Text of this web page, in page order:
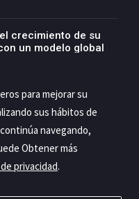
crecimiento de su
un modelo global
Empresarial
para mejorar su
sus hábitos de
navegando,
Obtener más
privacidad.